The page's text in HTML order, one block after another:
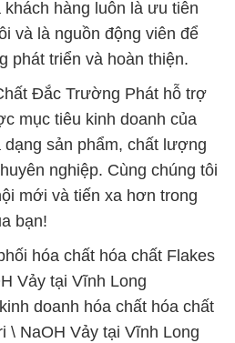
hàng luôn là ưu tiên
và là nguồn động viên để
phát triển và hoàn thiện.
Đắc Trường Phát hỗ trợ
mục tiêu kinh doanh của
sản phẩm, chất lượng
nghiệp. Cùng chúng tôi
mới và tiến xa hơn trong
bạn!
hóa chất hóa chất Flakes
Vảy tại Vĩnh Long
doanh hóa chất hóa chất
\ NaOH Vảy tại Vĩnh Long